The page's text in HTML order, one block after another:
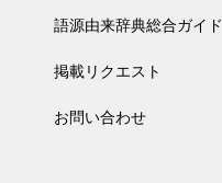
語源由来辞典総合ガイド
掲載リクエスト
お問い合わせ